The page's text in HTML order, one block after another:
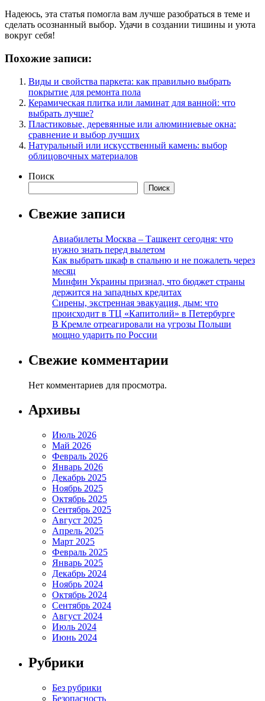
Надеюсь, эта статья помогла вам лучше разобраться в теме и
сделать осознанный выбор. Удачи в создании тишины и уюта
вокруг себя!
Похожие записи:
Виды и свойства паркета: как правильно выбрать
покрытие для ремонта пола
Керамическая плитка или ламинат для ванной: что
выбрать лучше?
Пластиковые, деревянные или алюминиевые окна:
сравнение и выбор лучших
Натуральный или искусственный камень: выбор
облицовочных материалов
Поиск
Поиск
Свежие записи
Авиабилеты Москва – Ташкент сегодня: что
нужно знать перед вылетом
Как выбрать шкаф в спальню и не пожалеть через
месяц
Минфин Украины признал, что бюджет страны
держится на западных кредитах
Сирены, экстренная эвакуация, дым: что
происходит в ТЦ «Капитолий» в Петербурге
В Кремле отреагировали на угрозы Польши
мощно ударить по России
Свежие комментарии
Нет комментариев для просмотра.
Архивы
Июль 2026
Май 2026
Февраль 2026
Январь 2026
Декабрь 2025
Ноябрь 2025
Октябрь 2025
Сентябрь 2025
Август 2025
Апрель 2025
Март 2025
Февраль 2025
Январь 2025
Декабрь 2024
Ноябрь 2024
Октябрь 2024
Сентябрь 2024
Август 2024
Июль 2024
Июнь 2024
Рубрики
Без рубрики
Безопасность